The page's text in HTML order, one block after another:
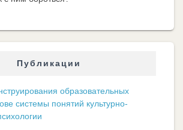
Публикации
образовательных
системы понятий культурно-